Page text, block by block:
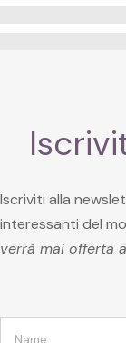
Iscriviti alla
interessanti del
verrà mai offerta